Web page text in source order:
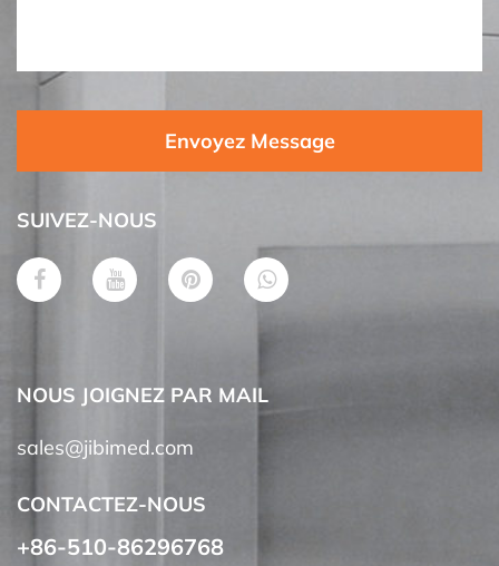
Envoyez Message
SUIVEZ-NOUS
NOUS JOIGNEZ PAR MAIL
sales@jibimed.com
CONTACTEZ-NOUS
+86-510-86296768